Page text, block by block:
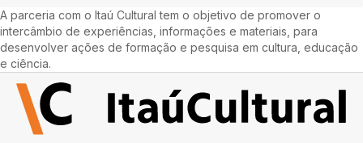
A parceria com o Itaú Cultural tem o objetivo de promover o
intercâmbio de experiências, informações e materiais, para
desenvolver ações de formação e pesquisa em cultura, educação
e ciência.